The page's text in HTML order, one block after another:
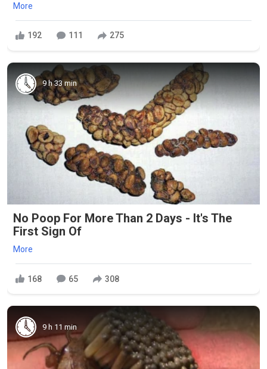
More
192 111 275
9 h 33 min
No Poop For More Than 2 Days - It's The
First Sign Of
More
168 65 308
9 h 11 min